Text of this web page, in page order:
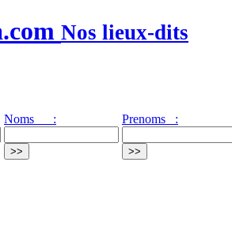
Nos lieux-dits
Noms : Prenoms :